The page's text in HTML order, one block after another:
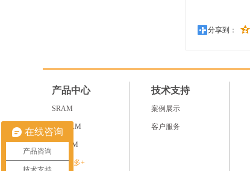
分享到：
产品中心
SRAM
NV RAM
SDRAM
查看更多+
技术支持
案例展示
客户服务
在线咨询
产品咨询